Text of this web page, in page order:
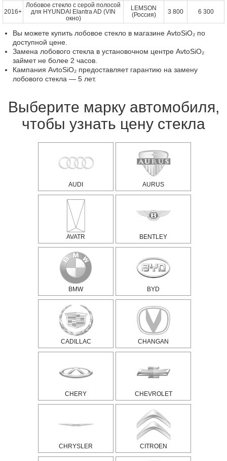
2016+
Лобовое стекло с серой полосой
для HYUNDAI Elantra AD (VIN
окно)
LEMSON
(Россия)
3 800 6 300
Вы можете купить лобовое стекло в магазине AvtoSiO₂ по
доступной цене.
Замена лобового стекла в установочном центре AvtoSiO₂
займет не более 2 часов.
Кампания AvtoSiO₂ предоставляет гарантию на замену
лобового стекла — 5 лет.
Выберите марку автомобиля,
чтобы узнать цену стекла
AUDI AURUS
AVATR BENTLEY
BMW BYD
CADILLAC CHANGAN
CHERY CHEVROLET
CHRYSLER CITROEN